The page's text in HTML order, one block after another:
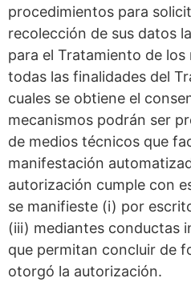
procedimientos para
recolección de sus datos
para el Tratamiento de
todas las finalidades del
cuales se obtiene el
mecanismos podrán ser
de medios técnicos que
manifestación
autorización cumple con
se manifieste (i) por
(iii) mediantes conductas
que permitan concluir de
otorgó la autorización.